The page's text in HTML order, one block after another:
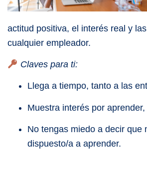
actitud positiva, el interés real y
cualquier empleador.
Claves para ti:
Llega a tiempo, tanto a las
Muestra interés por
No tengas miedo a decir que
dispuesto/a a aprender.